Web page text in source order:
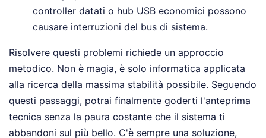
controller datati o hub USB economici possono
causare interruzioni del bus di sistema.
Risolvere questi problemi richiede un approccio
metodico. Non è magia, è solo informatica applicata
alla ricerca della massima stabilità possibile. Seguendo
questi passaggi, potrai finalmente goderti l'anteprima
tecnica senza la paura costante che il sistema ti
abbandoni sul più bello. C'è sempre una soluzione,